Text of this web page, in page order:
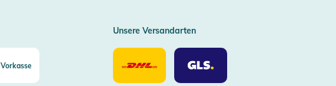
Vorkasse
Unsere Versandarten
Unsere
Versandarten
DHL
Unsere
Versandarten
GLS